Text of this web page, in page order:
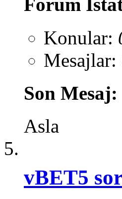
Forum
Konular:
Mesajlar:
Son Mesaj:
Asla
vBET5